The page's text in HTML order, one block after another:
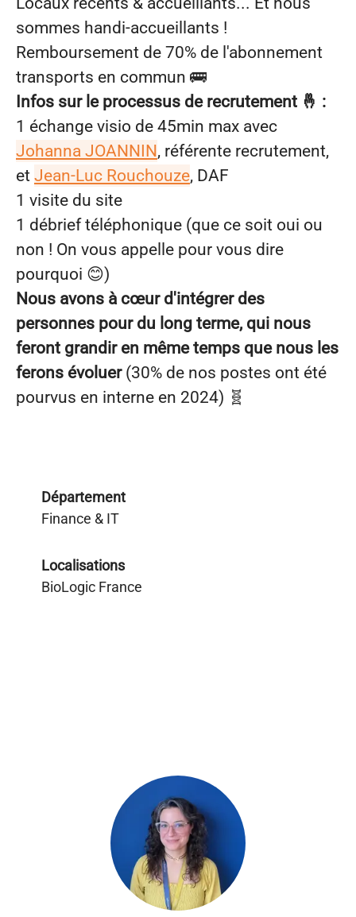
sommes handi-accueillants !
Remboursement de 70% de l'abonnement
transports en commun 🚌
Infos sur le processus de recrutement 🤞 :
1 échange visio de 45min max avec
Johanna JOANNIN, référente recrutement,
et Jean-Luc Rouchouze, DAF
1 visite du site
1 débrief téléphonique (que ce soit oui ou
non ! On vous appelle pour vous dire
pourquoi 😊)
Nous avons à cœur d'intégrer des
personnes pour du long terme, qui nous
feront grandir en même temps que nous les
ferons évoluer (30% de nos postes ont été
pourvus en interne en 2024) 🧬
Département
Finance & IT
Localisations
BioLogic France